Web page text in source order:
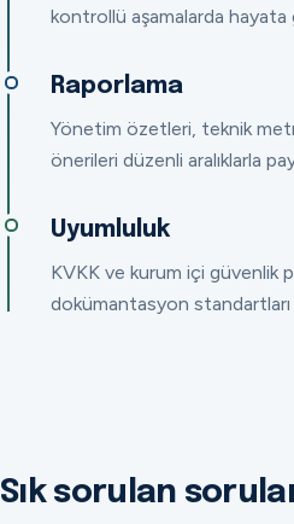
kontrollü aşamalarda hayata
Raporlama
Yönetim özetleri, teknik
önerileri düzenli aralıklarla
Uyumluluk
KVKK ve kurum içi güvenlik
dokümantasyon standartları
Sık sorulan